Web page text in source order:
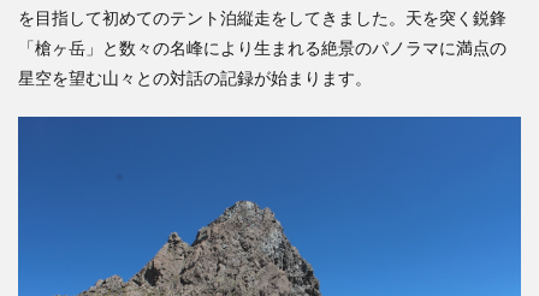
を目指して初めてのテント泊縦走をしてきました。天を突く鋭鋒
「槍ヶ岳」 と数々の名峰により生まれる絶景のパノラマに満点の
星空を望む山々との対話の記録が始まります。